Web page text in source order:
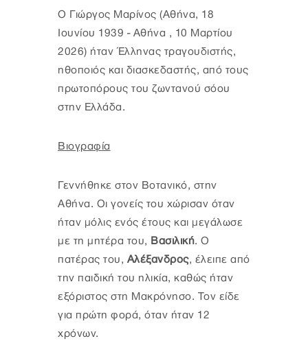
Ο Γιώργος Μαρίνος (Αθήνα, 18
Ιουνίου 1939 - Αθήνα , 10 Μαρτίου
2026) ήταν Έλληνας τραγουδιστής,
ηθοποιός και διασκεδαστής, από τους
πρωτοπόρους του ζωντανού σόου
στην Ελλάδα.
Βιογραφία
Γεννήθηκε στον Βοτανικό, στην
Αθήνα. Οι γονείς του χώρισαν όταν
ήταν μόλις ενός έτους και μεγάλωσε
με τη μητέρα του, Βασιλική. Ο
πατέρας του, Αλέξανδρος, έλειπε από
την παιδική του ηλικία, καθώς ήταν
εξόριστος στη Μακρόνησο. Τον είδε
για πρώτη φορά, όταν ήταν 12
χρόνων.